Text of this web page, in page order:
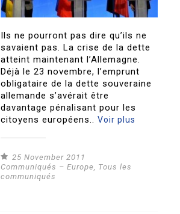
Ils ne pourront pas dire qu’ils ne
savaient pas. La crise de la dette
atteint maintenant l’Allemagne.
Déjà le 23 novembre, l’emprunt
obligataire de la dette souveraine
allemande s’avérait être
davantage pénalisant pour les
citoyens européens..Voir plus
25 November 2011
Communiqués – Europe, Tous les
communiqués